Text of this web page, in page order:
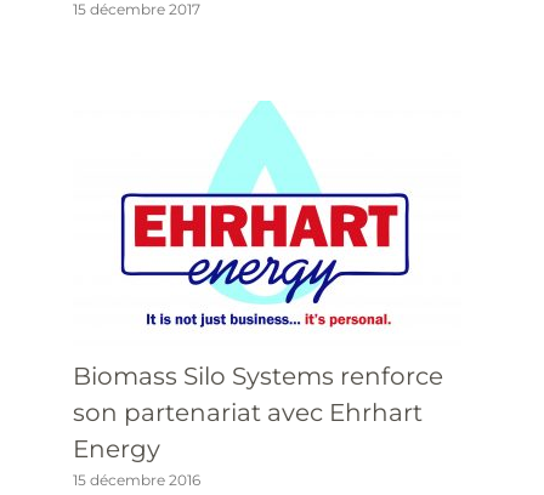
15 décembre 2017
Biomass Silo Systems renforce
son partenariat avec Ehrhart
Energy
15 décembre 2016